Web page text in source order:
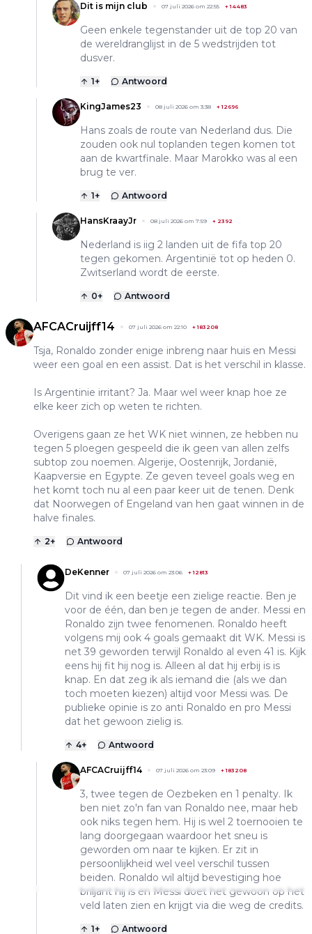
Dit is mijn club 07 juli 2026 om 22:55 +14483
Geen enkele tegenstander uit de top 20 van
de wereldranglijst in de 5 wedstrijden tot
dusver.
1+ Antwoord
KingJames23 08 juli 2026 om 3:38 +12696
Hans zoals de route van Nederland dus. Die
zouden ook nul toplanden tegen komen tot
aan de kwartfinale. Maar Marokko was al een
brug te ver.
1+ Antwoord
HansKraayJr 08 juli 2026 om 7:59 + 2392
Nederland is iig 2 landen uit de fifa top 20
tegen gekomen. Argentinië tot op heden 0.
Zwitserland wordt de eerste.
0+ Antwoord
AFCACruijff14 07 juli 2026 om 22:10 +183208
Tsja, Ronaldo zonder enige inbreng naar huis en Messi
weer een goal en een assist. Dat is het verschil in klasse.
Is Argentinie irritant? Ja. Maar wel weer knap hoe ze
elke keer zich op weten te richten.
Overigens gaan ze het WK niet winnen, ze hebben nu
tegen 5 ploegen gespeeld die ik geen van allen zelfs
subtop zou noemen. Algerije, Oostenrijk, Jordanië,
Kaapversie en Egypte. Ze geven teveel goals weg en
het komt toch nu al een paar keer uit de tenen. Denk
dat Noorwegen of Engeland van hen gaat winnen in de
halve finales.
2+ Antwoord
DeKenner 07 juli 2026 om 23:06 +12813
Dit vind ik een beetje een zielige reactie. Ben je
voor de één, dan ben je tegen de ander. Messi en
Ronaldo zijn twee fenomenen. Ronaldo heeft
volgens mij ook 4 goals gemaakt dit WK. Messi is
net 39 geworden terwijl Ronaldo al even 41 is. Kijk
eens hij fit hij nog is. Alleen al dat hij erbij is is
knap. En dat zeg ik als iemand die (als we dan
toch moeten kiezen) altijd voor Messi was. De
publieke opinie is zo anti Ronaldo en pro Messi
dat het gewoon zielig is.
4+ Antwoord
AFCACruijff14 07 juli 2026 om 23:09 +183208
3, twee tegen de Oezbeken en 1 penalty. Ik
ben niet zo'n fan van Ronaldo nee, maar heb
ook niks tegen hem. Hij is wel 2 toernooien te
lang doorgegaan waardoor het sneu is
geworden om naar te kijken. Er zit in
persoonlijkheid wel veel verschil tussen
beiden. Ronaldo wil altijd bevestiging hoe
briljant hij is en Messi doet het gewoon op het
veld laten zien en krijgt via die weg de credits.
1+ Antwoord